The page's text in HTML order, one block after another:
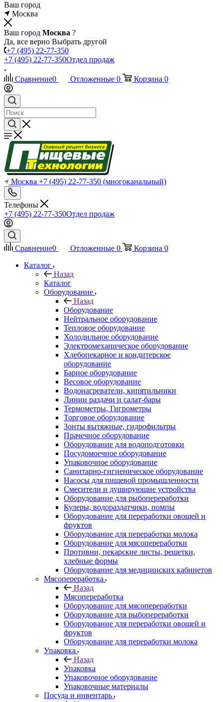
Ваш город
Москва
Ваш город Москва ?
Да, все верно Выбрать другой
+7 (495) 22-77-350
+7 (495) 22-77-350Отдел продаж
Сравнение0 Отложенные 0 Корзина 0
Москва +7 (495) 22-77-350 (многоканальный)
Телефоны
+7 (495) 22-77-350Отдел продаж
Сравнение0 Отложенные 0 Корзина 0
Каталог
Назад
Каталог
Оборудование
Назад
Оборудование
Нейтральное оборудование
Тепловое оборудование
Холодильное оборудование
Электромеханическое оборудование
Хлебопекарное и кондитерское
оборудование
Барное оборудование
Весовое оборудование
Водонагреватели, кипятильники
Линии раздачи и салат-бары
Термометры, Гигрометры
Торговое оборудование
Зонты вытяжные, гидрофильтры
Прачечное оборудование
Оборудование для водоподготовки
Посудомоечное оборудование
Упаковочное оборудование
Санитарно-гигиеническое оборудование
Насосы для пищевой промышленности
Смесители и душирующие устройства
Оборудование для рыбопереработки
Кулеры, водораздатчики, помпы
Оборудование для переработки овощей и
фруктов
Оборудование для переработки молока
Оборудование для мясопереработки
Противни, пекарские листы, решетки,
хлебные формы
Оборудование для медицинских кабинетов
Мясопереработка
Назад
Мясопереработка
Оборудование для мясопереработки
Оборудование для рыбопереработки
Оборудование для переработки овощей и
фруктов
Оборудование для переработки молока
Упаковка
Назад
Упаковка
Упаковочное оборудование
Упаковочные материалы
Посуда и инвентарь